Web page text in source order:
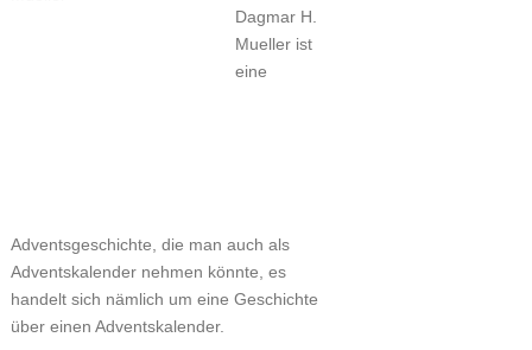
Dagmar H.
Mueller ist
eine
Adventsgeschichte, die man auch als
Adventskalender nehmen könnte, es
handelt sich nämlich um eine Geschichte
über einen Adventskalender.